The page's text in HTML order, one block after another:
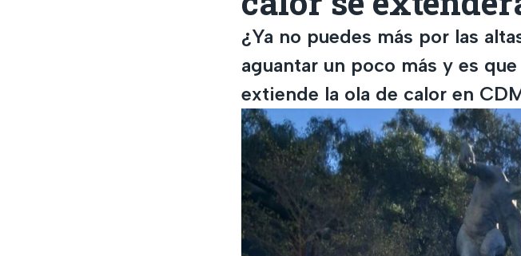
¿Ya no puedes más por las
aguantar un poco más y es
extiende la ola de calor en